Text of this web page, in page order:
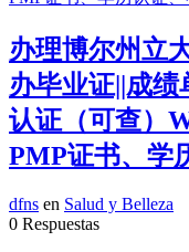
办理博尔州立
办毕业证||成绩
认证（可查）
PMP证书、学
dfns en Salud y Belleza
0 Respuestas